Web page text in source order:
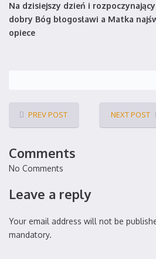
Na dzisiejszy dzień i
dobry Bóg błogosławi a Matka
opiece
PREV POST NEXT POST
Comments
No Comments
Leave a reply
Your email address will not be
mandatory.